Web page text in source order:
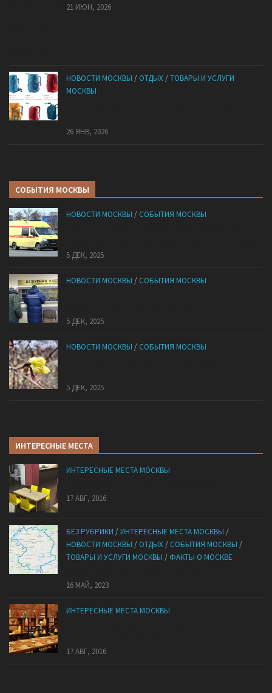
21 ИЮН, 2026
НОВОСТИ МОСКВЫ / ОТДЫХ /ТОВАРЫ И УСЛУГИ
МОСКВЫ
26 ЯНВ, 2026
СОБЫТИЯ МОСКВЫ
НОВОСТИ МОСКВЫ / СОБЫТИЯ МОСКВЫ
5 ДЕК, 2025
НОВОСТИ МОСКВЫ / СОБЫТИЯ МОСКВЫ
5 ДЕК, 2025
НОВОСТИ МОСКВЫ / СОБЫТИЯ МОСКВЫ
5 ДЕК, 2025
ИНТЕРЕСНЫЕ МЕСТА
ИНТЕРЕСНЫЕ МЕСТА МОСКВЫ
17 АВГ, 2016
БЕЗ РУБРИКИ /ИНТЕРЕСНЫЕ МЕСТА МОСКВЫ /
НОВОСТИ МОСКВЫ / ОТДЫХ / СОБЫТИЯ МОСКВЫ /
ТОВАРЫ И УСЛУГИ МОСКВЫ / ФАКТЫ О МОСКВЕ
16 МАЙ, 2023
ИНТЕРЕСНЫЕ МЕСТА МОСКВЫ
17 АВГ, 2016